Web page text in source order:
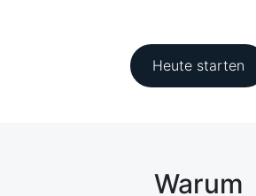
Heute starten
Warum